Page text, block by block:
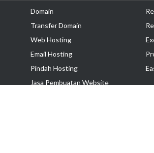
Domain
Transfer Domain
Web Hosting
Email Hosting
Pindah Hosting
Jasa Pembuatan Website